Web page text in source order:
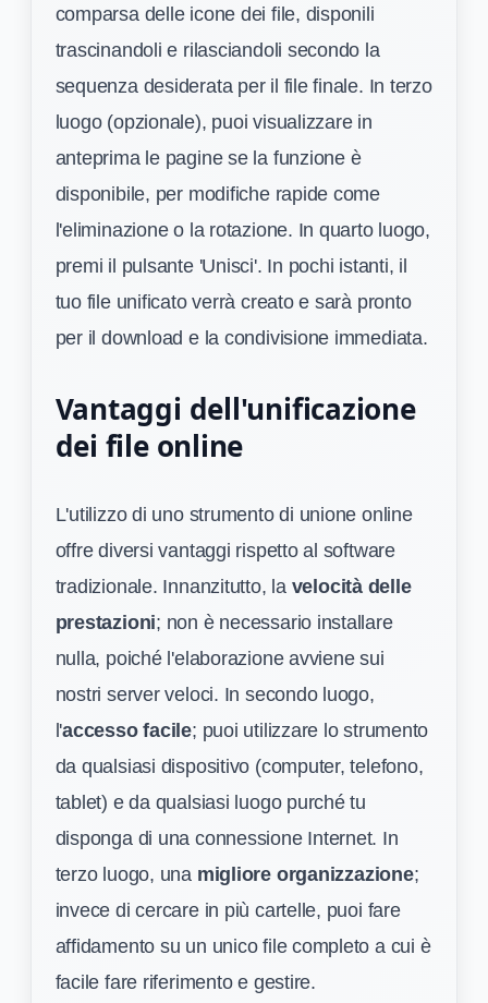
comparsa delle icone dei file, disponili
trascinandoli e rilasciandoli secondo la
sequenza desiderata per il file finale. In terzo
luogo (opzionale), puoi visualizzare in
anteprima le pagine se la funzione è
disponibile, per modifiche rapide come
l'eliminazione o la rotazione. In quarto luogo,
premi il pulsante 'Unisci'. In pochi istanti, il
tuo file unificato verrà creato e sarà pronto
per il download e la condivisione immediata.
Vantaggi dell'unificazione
dei file online
L'utilizzo di uno strumento di unione online
offre diversi vantaggi rispetto al software
tradizionale. Innanzitutto, la velocità delle
prestazioni; non è necessario installare
nulla, poiché l'elaborazione avviene sui
nostri server veloci. In secondo luogo,
l'accesso facile; puoi utilizzare lo strumento
da qualsiasi dispositivo (computer, telefono,
tablet) e da qualsiasi luogo purché tu
disponga di una connessione Internet. In
terzo luogo, una migliore organizzazione;
invece di cercare in più cartelle, puoi fare
affidamento su un unico file completo a cui è
facile fare riferimento e gestire.